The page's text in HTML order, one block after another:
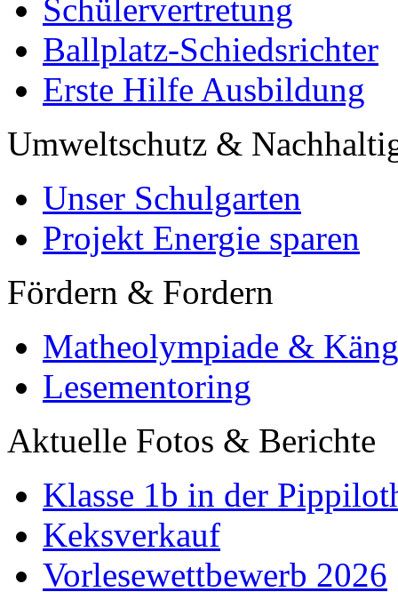
Schülervertretung
Ballplatz-Schiedsrichter
Erste Hilfe Ausbildung
Umweltschutz &
Unser Schulgarten
Projekt Energie sparen
Fördern & Fordern
Matheolympiade &
Lesementoring
Aktuelle Fotos & Berichte
Klasse 1b in der
Keksverkauf
Vorlesewettbewerb 2026